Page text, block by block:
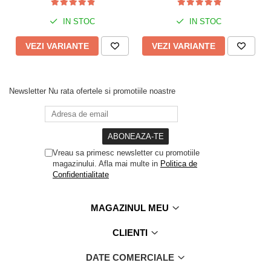
IN STOC
VEZI VARIANTE
IN STOC
VEZI VARIANTE
Newsletter Nu rata ofertele si promotiile noastre
Vreau sa primesc newsletter cu promotiile
magazinului. Afla mai multe in Politica de
Confidentialitate
MAGAZINUL MEU
CLIENTI
DATE COMERCIALE